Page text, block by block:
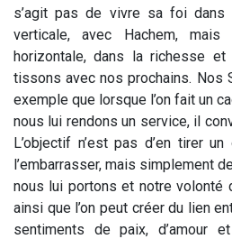
s’agit pas de vivre sa foi dans
verticale, avec Hachem, mais
horizontale, dans la richesse
tissons avec nos prochains. Nos
exemple que lorsque l’on fait un
nous lui rendons un service, il
L’objectif n’est pas d’en tirer
l’embarrasser, mais simplement
nous lui portons et notre volonté
ainsi que l’on peut créer du lien
sentiments de paix, d’amour